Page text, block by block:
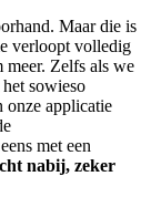
Maar die is
verloopt volledig
meer. Zelfs als we
sowieso
onze applicatie
met een
nabij, zeker